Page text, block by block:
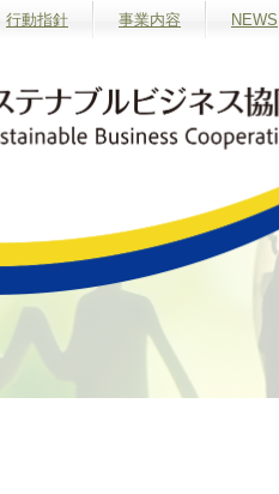
行動指針 事業内容 NEWS